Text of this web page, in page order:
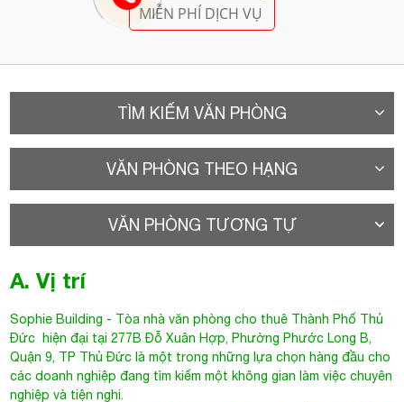
MIỄN PHÍ DỊCH VỤ
TÌM KIẾM VĂN PHÒNG
VĂN PHÒNG THEO HẠNG
VĂN PHÒNG TƯƠNG TỰ
A. Vị trí
Sophie Building - Tòa nhà văn phòng cho thuê Thành Phố Thủ
Đức
hiện đại tại 277BĐỗ Xuân Hợp, Phường Phước Long B,
Quận 9, TP Thủ Đức là một trong những lựa chọn hàng đầu cho
các doanh nghiệp đang tìm kiếm một không gian làm việc chuyên
nghiệp và tiện nghi.